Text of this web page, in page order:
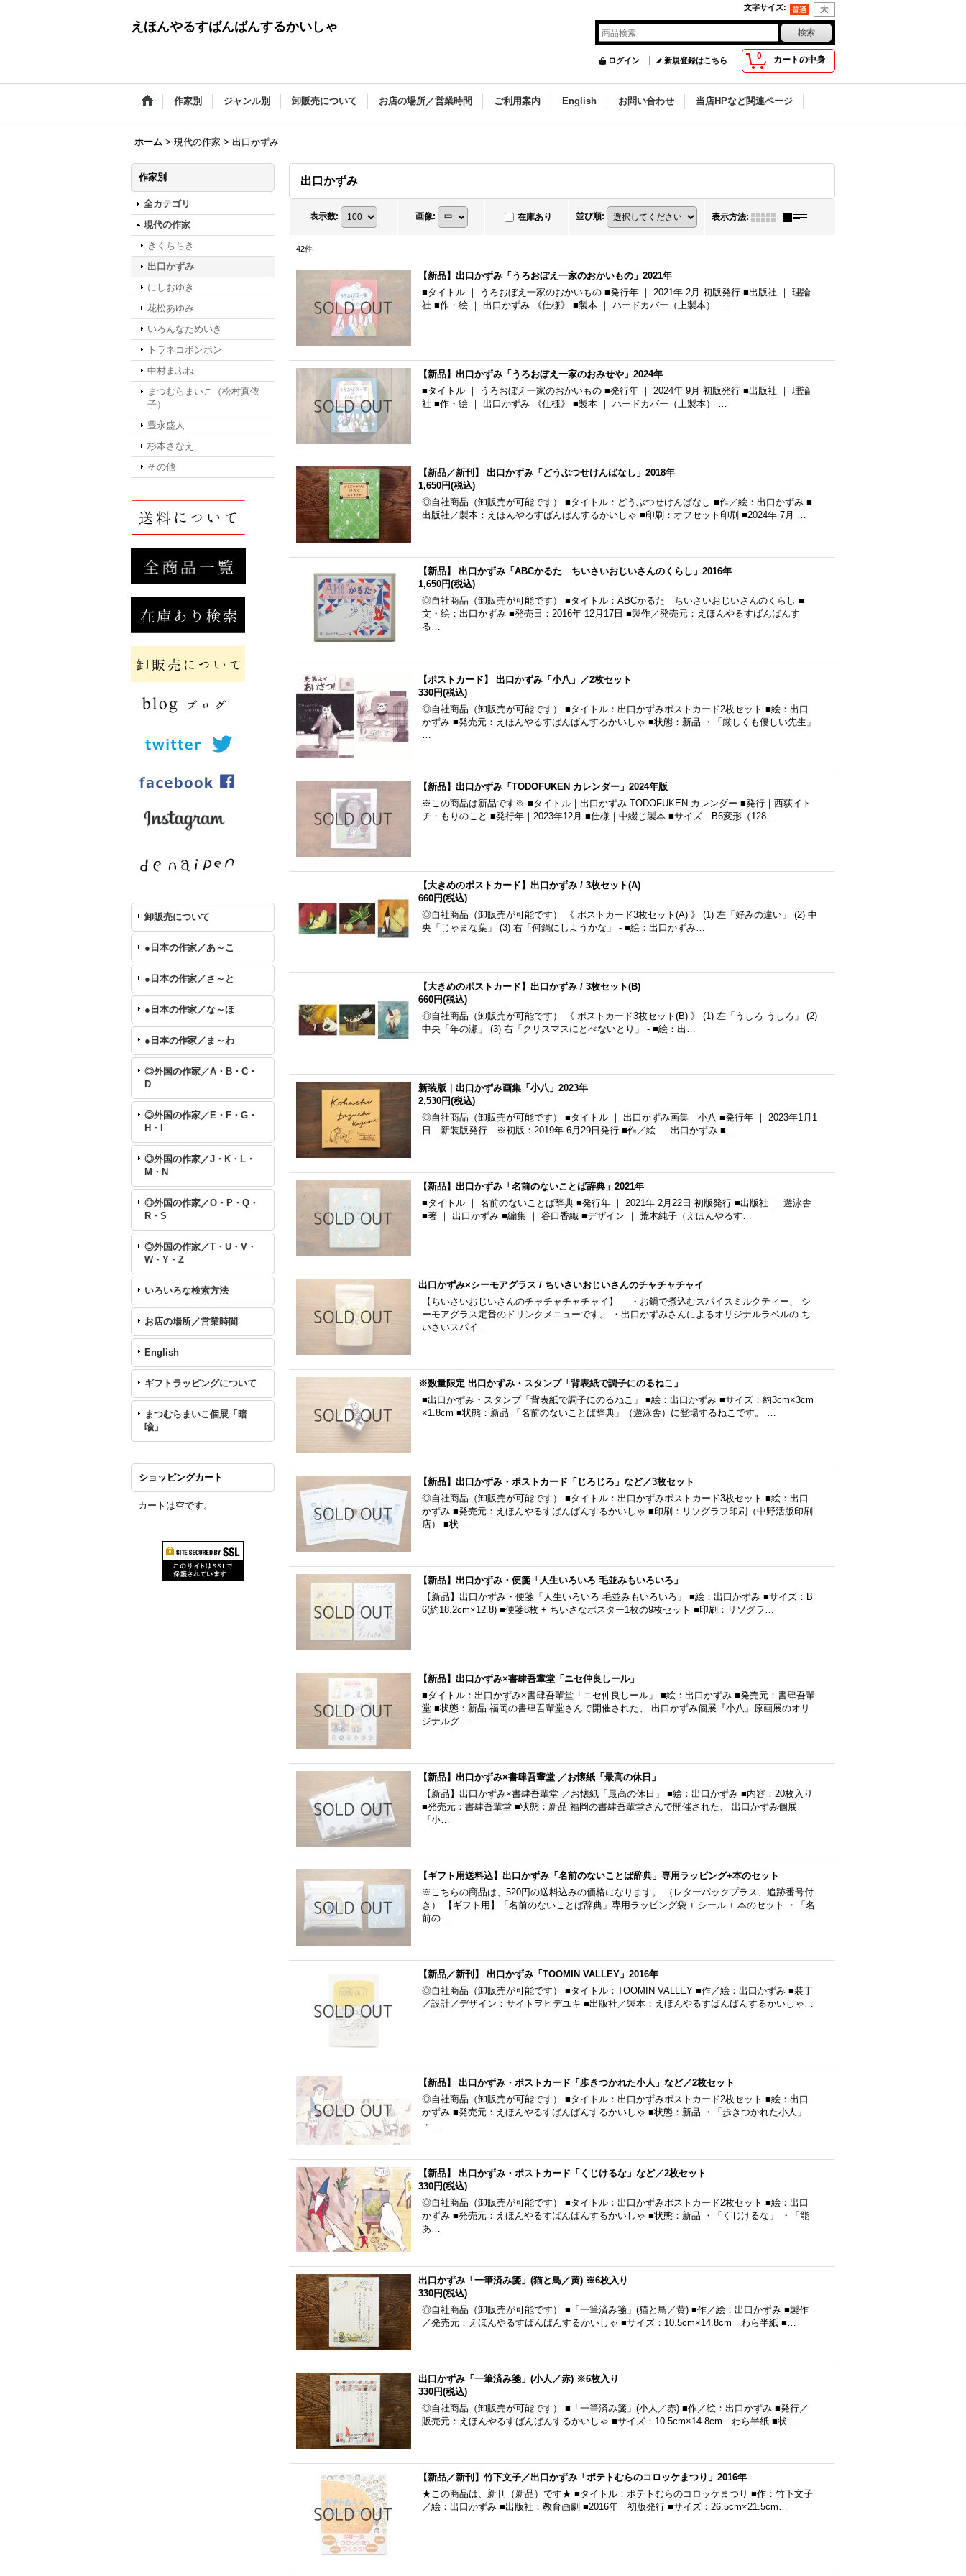
文字サイズ:
えほんやるすばんばんするかいしゃ
0 カートの中身
ログイン 新規登録はこちら
作家別 ジャンル別 卸販売について お店の場所／営業時間 ご利用案内 English お問い合わせ 当店HPなど関連ページ
ホーム > 現代の作家 > 出口かずみ
作家別
全カテゴリ
現代の作家
きくちちき
出口かずみ
にしおゆき
花松あゆみ
いろんなためいき
トラネコボンボン
中村まふね
まつむらまいこ（松村真依
子）
豊永盛人
杉本さなえ
その他
卸販売について
●日本の作家／あ～こ
●日本の作家／さ～と
●日本の作家／な～ほ
●日本の作家／ま～わ
◎外国の作家／A・B・C・
D
◎外国の作家／E・F・G・
H・I
◎外国の作家／J・K・L・
M・N
◎外国の作家／O・P・Q・
R・S
◎外国の作家／T・U・V・
W・Y・Z
いろいろな検索方法
お店の場所／営業時間
English
ギフトラッピングについて
まつむらまいこ個展「暗
喩」
ショッピングカート
カートは空です。
出口かずみ
表示数: 画像: 在庫あり 並び順: 表示方法:
42件
【新品】出口かずみ「うろおぼえ一家のおかいもの」2021年
■タイトル ｜ うろおぼえ一家のおかいもの ■発行年 ｜ 2021年 2月 初版発行 ■出版社 ｜ 理論
社 ■作・絵 ｜ 出口かずみ 《仕様》 ■製本 ｜ ハードカバー（上製本） …
【新品】出口かずみ「うろおぼえ一家のおみせや」2024年
■タイトル ｜ うろおぼえ一家のおかいもの ■発行年 ｜ 2024年 9月 初版発行 ■出版社 ｜ 理論
社 ■作・絵 ｜ 出口かずみ 《仕様》 ■製本 ｜ ハードカバー（上製本） …
【新品／新刊】 出口かずみ「どうぶつせけんばなし」2018年
1,650円(税込)
◎自社商品（卸販売が可能です） ■タイトル：どうぶつせけんばなし ■作／絵：出口かずみ ■
出版社／製本：えほんやるすばんばんするかいしゃ ■印刷：オフセット印刷 ■2024年 7月 …
【新品】 出口かずみ「ABCかるた ちいさいおじいさんのくらし」2016年
1,650円(税込)
◎自社商品（卸販売が可能です） ■タイトル：ABCかるた ちいさいおじいさんのくらし ■
文・絵：出口かずみ ■発売日：2016年 12月17日 ■製作／発売元：えほんやるすばんばんす
る…
【ポストカード】 出口かずみ「小八」／2枚セット
330円(税込)
◎自社商品（卸販売が可能です） ■タイトル：出口かずみポストカード2枚セット ■絵：出口
かずみ ■発売元：えほんやるすばんばんするかいしゃ ■状態：新品 ・「厳しくも優しい先生」
…
【新品】出口かずみ「TODOFUKEN カレンダー」2024年版
※この商品は新品です※ ■タイトル｜出口かずみ TODOFUKEN カレンダー ■発行｜西荻イト
チ・もりのこと ■発行年｜2023年12月 ■仕様｜中綴じ製本 ■サイズ｜B6変形（128…
【大きめのポストカード】出口かずみ / 3枚セット(A)
660円(税込)
◎自社商品（卸販売が可能です） 《 ポストカード3枚セット(A) 》 (1) 左「好みの違い」 (2) 中
央「じゃまな葉」 (3) 右「何鍋にしようかな」 - ■絵：出口かずみ…
【大きめのポストカード】出口かずみ / 3枚セット(B)
660円(税込)
◎自社商品（卸販売が可能です） 《 ポストカード3枚セット(B) 》 (1) 左「うしろ うしろ」 (2)
中央「年の瀬」 (3) 右「クリスマスにとべないとり」 - ■絵：出…
新装版｜出口かずみ画集「小八」2023年
2,530円(税込)
◎自社商品（卸販売が可能です） ■タイトル ｜ 出口かずみ画集 小八 ■発行年 ｜ 2023年1月1
日 新装版発行 ※初版：2019年 6月29日発行 ■作／絵 ｜ 出口かずみ ■…
【新品】出口かずみ「名前のないことば辞典」2021年
■タイトル ｜ 名前のないことば辞典 ■発行年 ｜ 2021年 2月22日 初版発行 ■出版社 ｜ 遊泳舎
■著 ｜ 出口かずみ ■編集 ｜ 谷口香織 ■デザイン ｜ 荒木純子（えほんやるす…
出口かずみ×シーモアグラス / ちいさいおじいさんのチャチャチャイ
【ちいさいおじいさんのチャチャチャチャイ】 ・お鍋で煮込むスパイスミルクティー、 シ
ーモアグラス定番のドリンクメニューです。 ・出口かずみさんによるオリジナルラベルの ち
いさいスパイ…
※数量限定 出口かずみ・スタンプ「背表紙で調子にのるねこ」
■出口かずみ・スタンプ「背表紙で調子にのるねこ」 ■絵：出口かずみ ■サイズ：約3cm×3cm
×1.8cm ■状態：新品 「名前のないことば辞典」（遊泳舎）に登場するねこです。 …
【新品】出口かずみ・ポストカード「じろじろ」など／3枚セット
◎自社商品（卸販売が可能です） ■タイトル：出口かずみポストカード3枚セット ■絵：出口
かずみ ■発売元：えほんやるすばんばんするかいしゃ ■印刷：リソグラフ印刷（中野活版印刷
店） ■状…
【新品】出口かずみ・便箋「人生いろいろ 毛並みもいろいろ」
【新品】出口かずみ・便箋「人生いろいろ 毛並みもいろいろ」 ■絵：出口かずみ ■サイズ：B
6(約18.2cm×12.8) ■便箋8枚 + ちいさなポスター1枚の9枚セット ■印刷：リソグラ…
【新品】出口かずみ×書肆吾輩堂「ニセ仲良しール」
■タイトル：出口かずみ×書肆吾輩堂「ニセ仲良しール」 ■絵：出口かずみ ■発売元：書肆吾輩
堂 ■状態：新品 福岡の書肆吾輩堂さんで開催された、 出口かずみ個展『小八』原画展のオリ
ジナルグ…
【新品】出口かずみ×書肆吾輩堂 ／お懐紙「最高の休日」
【新品】出口かずみ×書肆吾輩堂 ／お懐紙「最高の休日」 ■絵：出口かずみ ■内容：20枚入り
■発売元：書肆吾輩堂 ■状態：新品 福岡の書肆吾輩堂さんで開催された、 出口かずみ個展
『小…
【ギフト用送料込】出口かずみ「名前のないことば辞典」専用ラッピング+本のセット
※こちらの商品は、520円の送料込みの価格になります。 （レターパックプラス、追跡番号付
き） 【ギフト用】「名前のないことば辞典」専用ラッピング袋 + シール + 本のセット ・「名
前の…
【新品／新刊】 出口かずみ「TOOMIN VALLEY」2016年
◎自社商品（卸販売が可能です） ■タイトル：TOOMIN VALLEY ■作／絵：出口かずみ ■装丁
／設計／デザイン：サイトヲヒデユキ ■出版社／製本：えほんやるすばんばんするかいしゃ…
【新品】 出口かずみ・ポストカード「歩きつかれた小人」など／2枚セット
◎自社商品（卸販売が可能です） ■タイトル：出口かずみポストカード2枚セット ■絵：出口
かずみ ■発売元：えほんやるすばんばんするかいしゃ ■状態：新品 ・「歩きつかれた小人」
・…
【新品】 出口かずみ・ポストカード「くじけるな」など／2枚セット
330円(税込)
◎自社商品（卸販売が可能です） ■タイトル：出口かずみポストカード2枚セット ■絵：出口
かずみ ■発売元：えほんやるすばんばんするかいしゃ ■状態：新品 ・「くじけるな」 ・「能
あ…
出口かずみ「一筆済み箋」(猫と鳥／黄) ※6枚入り
330円(税込)
◎自社商品（卸販売が可能です） ■「一筆済み箋」(猫と鳥／黄) ■作／絵：出口かずみ ■製作
／発売元：えほんやるすばんばんするかいしゃ ■サイズ：10.5cm×14.8cm わら半紙 ■…
出口かずみ「一筆済み箋」(小人／赤) ※6枚入り
330円(税込)
◎自社商品（卸販売が可能です） ■「一筆済み箋」(小人／赤) ■作／絵：出口かずみ ■発行／
販売元：えほんやるすばんばんするかいしゃ ■サイズ：10.5cm×14.8cm わら半紙 ■状…
【新品／新刊】竹下文子／出口かずみ「ポテトむらのコロッケまつり」2016年
★この商品は、新刊（新品）です★ ■タイトル：ポテトむらのコロッケまつり ■作：竹下文子
／絵：出口かずみ ■出版社：教育画劇 ■2016年 初版発行 ■サイズ：26.5cm×21.5cm…